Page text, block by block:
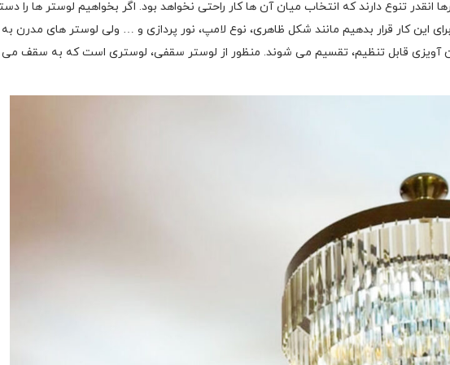
انقدر تنوع دارند که انتخاب میان آن ها کار راحتی نخواهد بود. اگر بخواهیم لوستر ها را
این کار قرار بدهیم مانند شکل ظاهری، نوع لامپ، نور پردازی و … ولی لوستر های مدرن
قابل تنظیم، تقسیم می شوند. منظور از لوستر سقفی، لوستری است که به سقف می